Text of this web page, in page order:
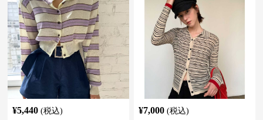
¥5,440 (税込)
¥7,000 (税込)